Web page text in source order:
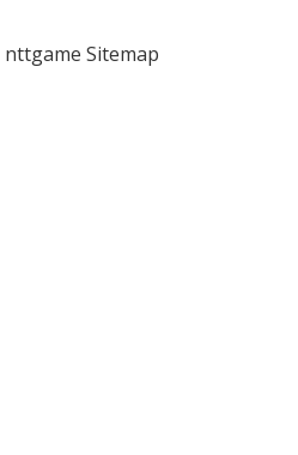
nttgame Sitemap